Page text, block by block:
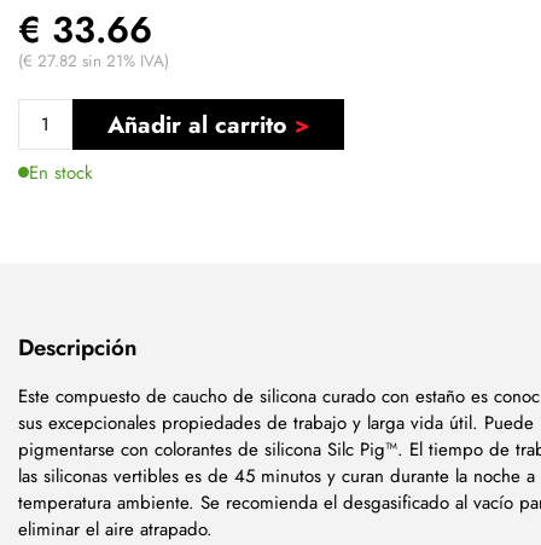
€ 33.66
(€ 27.82 sin 21% IVA)
Añadir al carrito
En stock
Descripción
Este compuesto de caucho de silicona curado con estaño es
sus excepcionales propiedades de trabajo y larga vida útil. Puede
pigmentarse con colorantes de silicona Silc Pig™. El tiempo de
las siliconas vertibles es de 45 minutos y curan durante la noche a
temperatura ambiente. Se recomienda el desgasificado al vacío
eliminar el aire atrapado.